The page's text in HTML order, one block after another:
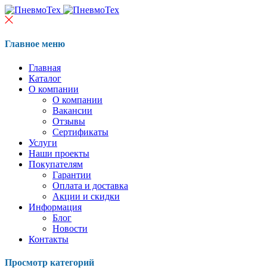
Главное меню
Главная
Каталог
О компании
О компании
Вакансии
Отзывы
Сертификаты
Услуги
Наши проекты
Покупателям
Гарантии
Оплата и доставка
Акции и скидки
Информация
Блог
Новости
Контакты
Просмотр категорий